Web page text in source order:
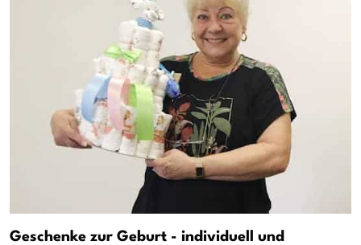
Geschenke zur Geburt - individuell und